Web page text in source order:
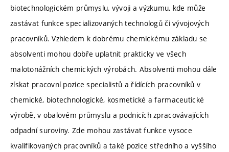
biotechnologickém průmyslu, vývoji a výzkumu, kde může
zastávat funkce specializovaných technologů či vývojových
pracovníků. Vzhledem k dobrému chemickému základu se
absolventi mohou dobře uplatnit prakticky ve všech
malotonážních chemických výrobách. Absolventi mohou dále
získat pracovní pozice specialistů a řídících pracovníků v
chemické, biotechnologické, kosmetické a farmaceutické
výrobě, v obalovém průmyslu a podnicích zpracovávajících
odpadní suroviny. Zde mohou zastávat funkce vysoce
kvalifikovaných pracovníků a také pozice středního a vyššího